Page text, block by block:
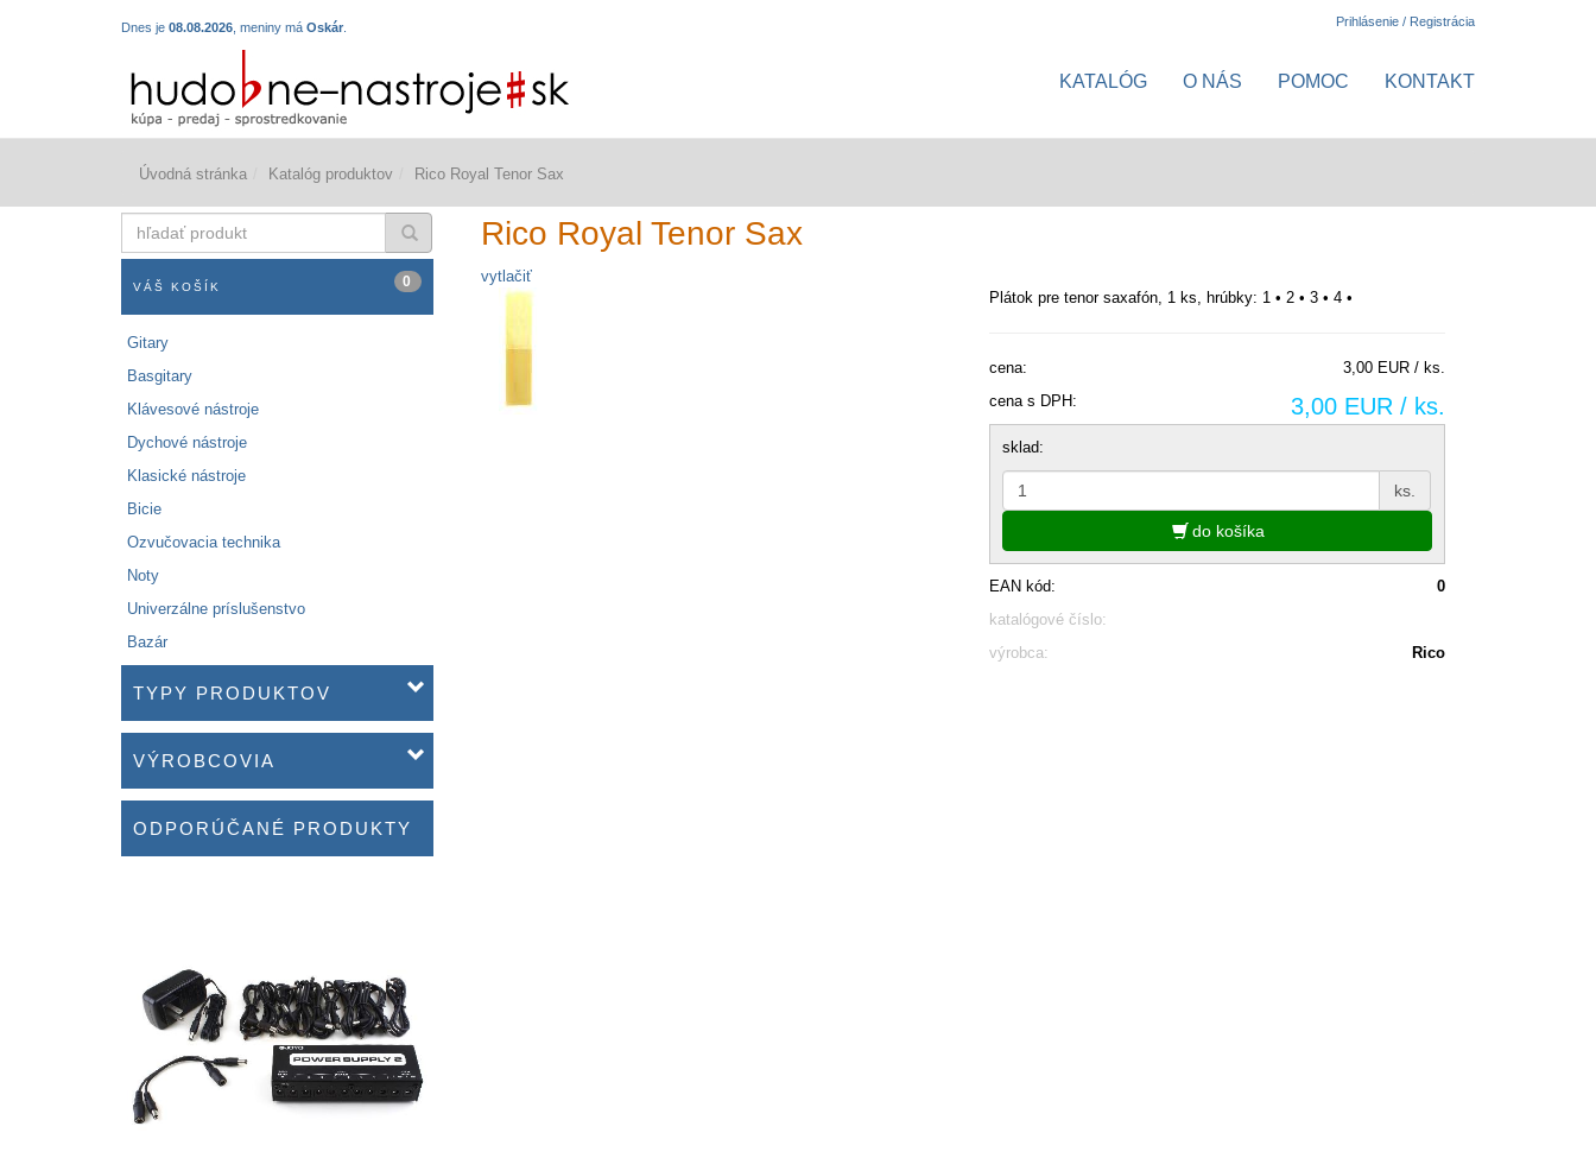
Dnes je 08.08.2026 , meniny má Oskár Prihlásenie / Registrácia
KATALÓG O NÁS POMOC KONTAKT
Úvodná stránka Katalóg produktov Rico Royal Tenor Sax
produkt
VÁŠ KOŠÍK 0
Gitary
Basgitary
Klávesové nástroje
Dychové nástroje
Klasické nástroje
Bicie
Ozvučovacia technika
Noty
Univerzálne príslušenstvo
Bazár
TYPY PRODUKTOV
VÝROBCOVIA
ODPORÚČANÉ PRODUKTY
Rico Royal Tenor Sax
vytlačiť
Plátok pre tenor saxafón, 1 ks, hrúbky: 1 • 2 • 3 • 4 •
cena:
3,00 EUR / ks.
cena s DPH:
3,00 EUR / ks.
sklad:
ks.
do košíka
EAN kód:
0
katalógové číslo:
výrobca:
Rico